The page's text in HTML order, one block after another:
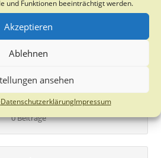
und Funktionen beeinträchtigt werden.
Akzeptieren
Ablehnen
ansehen
DatenschutzerklärungImpressum
Bremen
0 Beiträge
Göttingen
0 Beiträge